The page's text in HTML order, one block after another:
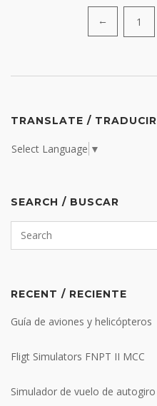
← 1
TRANSLATE / TRADUCIR
Select Language ▼
SEARCH / BUSCAR
RECENT / RECIENTE
Guía de aviones y helicópteros
Fligt Simulators FNPT II MCC
Simulador de vuelo de autogiro